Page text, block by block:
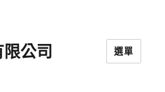
公司 選單